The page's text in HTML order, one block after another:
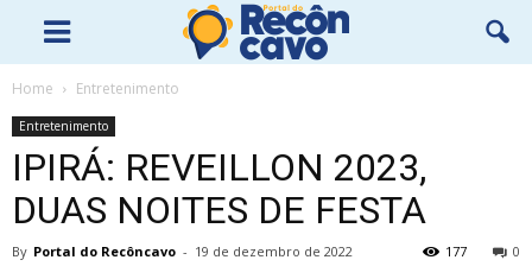
Home Entretenimento
Entretenimento
IPIRÁ: REVEILLON 2023,
DUAS NOITES DE FESTA
By Portal do Recôncavo - 19 de dezembro de 2022 0
177